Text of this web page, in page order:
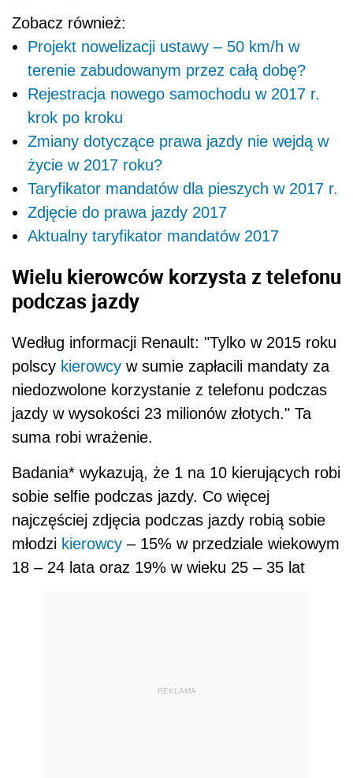
Zobacz również:
Projekt nowelizacji ustawy – 50 km/h w
terenie zabudowanym przez całą dobę?
Rejestracja nowego samochodu w 2017 r.
krok po kroku
Zmiany dotyczące prawa jazdy nie wejdą w
życie w 2017 roku?
Taryfikator mandatów dla pieszych w 2017 r.
Zdjęcie do prawa jazdy 2017
Aktualny taryfikator mandatów 2017
Wielu kierowców korzysta z telefonu
podczas jazdy
Według informacji Renault: "Tylko w 2015 roku
polscy kierowcy w sumie zapłacili mandaty za
niedozwolone korzystanie z telefonu podczas
jazdy w wysokości 23 milionów złotych." Ta
suma robi wrażenie.
Badania* wykazują, że 1 na 10 kierujących robi
sobie selfie podczas jazdy. Co więcej
najczęściej zdjęcia podczas jazdy robią sobie
młodzi kierowcy – 15% w przedziale wiekowym
18 – 24 lata oraz 19% w wieku 25 – 35 lat
REKLAMA